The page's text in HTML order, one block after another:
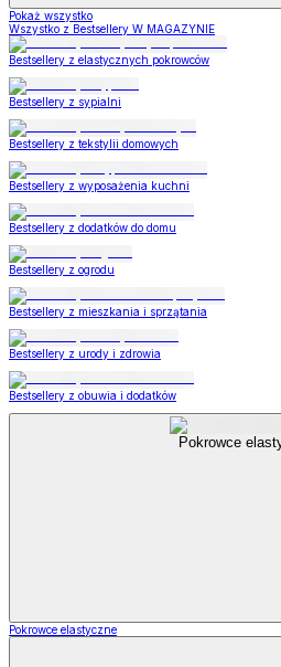
Pokaż wszystko
Wszystko z Bestsellery W MAGAZYNIE
Bestsellery z elastycznych pokrowców
Bestsellery z sypialni
Bestsellery z tekstylii domowych
Bestsellery z wyposażenia kuchni
Bestsellery z dodatków do domu
Bestsellery z ogrodu
Bestsellery z mieszkania i sprzątania
Bestsellery z urody i zdrowia
Bestsellery z obuwia i dodatków
Pokrowce
Pokrowce elastyczne